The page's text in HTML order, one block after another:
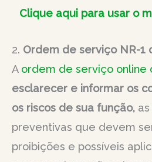
Clique aqui para usar o
2. Ordem de serviço NR-1
A ordem de serviço online
esclarecer e informar os
os riscos de sua função,
preventivas que devem
proibições e possíveis